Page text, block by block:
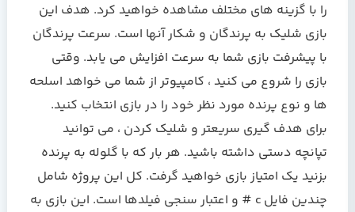
را با گزینه های مختلف مشاهده خواهید کرد. هدف این
بازی شلیک به پرندگان و شکار آنها است. سرعت پرندگان
با پیشرفت بازی شما به سرعت افزایش می یابد. وقتی
بازی را شروع می کنید ، کامپیوتر از شما می خواهد اسلحه
ها و نوع پرنده مورد نظر خود را در بازی انتخاب کنید.
برای هدف گیری سریعتر و شلیک کردن ، می توانید
تپانچه دستی داشته باشید. هر بار که با گلوله به پرنده
بزنید یک امتیاز بازی خواهید گرفت. کل این پروژه شامل
چندین فايل c # و اعتبار سنجی فيلدها است. این بازی به